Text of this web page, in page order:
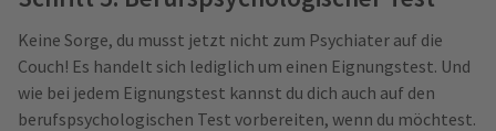
Keine Sorge, du musst jetzt nicht zum Psychiater auf die
Couch! Es handelt sich lediglich um einen Eignungstest. Und
wie bei jedem Eignungstest kannst du dich auch auf den
berufspsychologischen Test vorbereiten, wenn du möchtest.